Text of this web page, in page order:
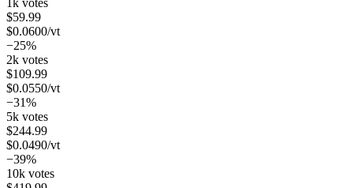
1k votes
$59.99
$0.0600/vt
−25%
2k votes
$109.99
$0.0550/vt
−31%
5k votes
$244.99
$0.0490/vt
−39%
10k votes